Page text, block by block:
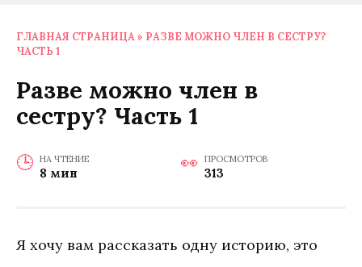
ГЛАВНАЯ СТРАНИЦА » РАЗВЕ МОЖНО ЧЛЕН В СЕСТРУ?
ЧАСТЬ 1
Разве можно член в
сестру? Часть 1
НА ЧТЕНИЕ
8 мин
ПРОСМОТРОВ
313
Я хочу вам рассказать одну историю, это